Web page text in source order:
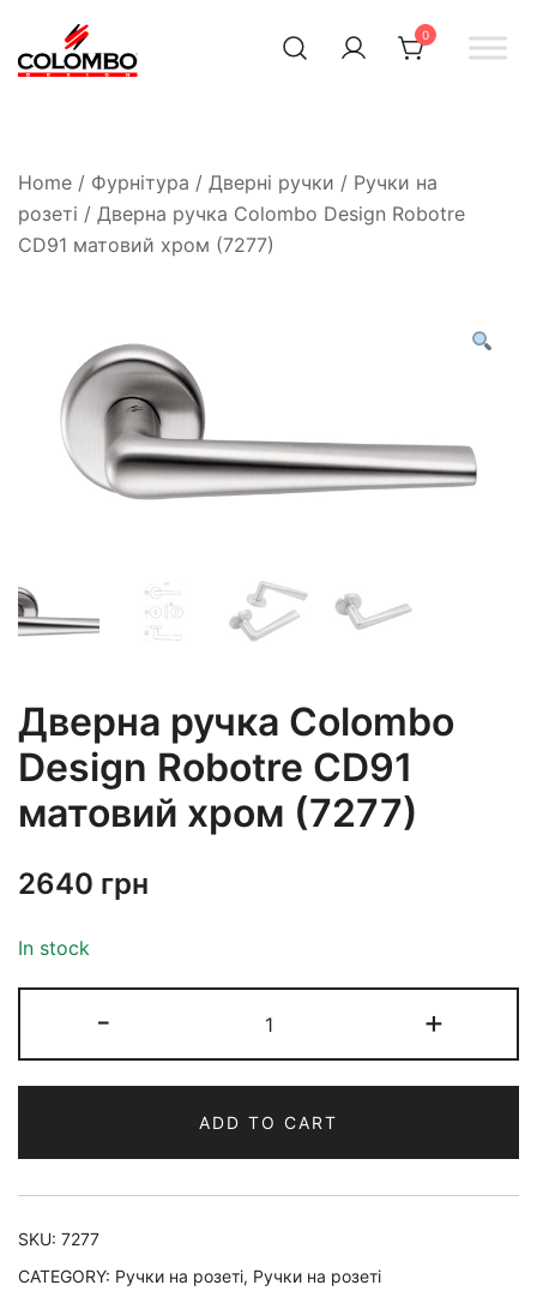
0
Home / Фурнітура / Дверні ручки / Ручки на
розеті / Дверна ручка Colombo Design Robotre
CD91 матовий хром (7277)
Дверна ручка Colombo
Design Robotre CD91
матовий хром (7277)
2640 грн
In stock
- +
ADD TO CART
SKU: 7277
CATEGORY: Ручки на розеті, Ручки на розеті